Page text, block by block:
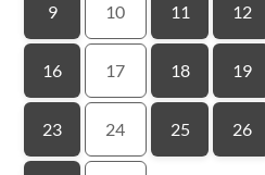
9 10 11 12
16 17 18 19
23 24 25 26